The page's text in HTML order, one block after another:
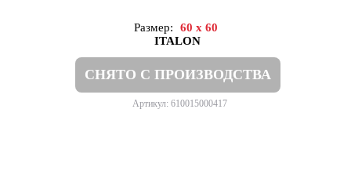
Размер:
60 x 60
ITALON
СНЯТО С ПРОИЗВОДСТВА
Артикул: 610015000417